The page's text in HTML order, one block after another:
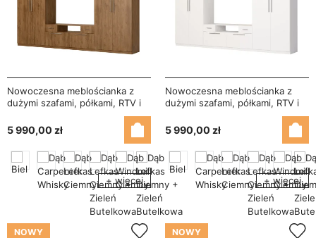
Nowoczesna meblościanka z
dużymi szafami, półkami, RTV i
szufladami 350×227 cm Dąb
Lefkas – SCANDI
5 990,00 zł
+ więcej
Nowoczesna meblościanka z
dużymi szafami, półkami, RTV i
szufladami 350×227 cm Biała –
SCANDI
5 990,00 zł
+ więcej
NOWY NOWY